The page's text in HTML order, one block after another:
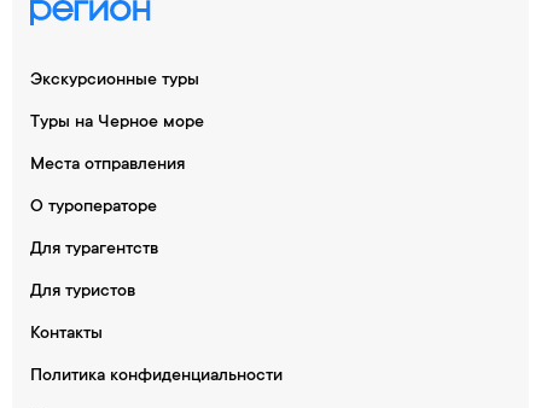
Экскурсионные туры
Туры на Черное море
Места отправления
О туроператоре
Для турагентств
Для туристов
Контакты
Политика конфиденциальности